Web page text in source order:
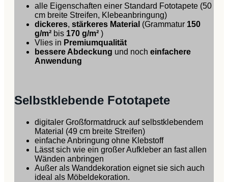
alle Eigenschaften einer Standard Fototapete (50
cm breite Streifen, Klebeanbringung)
dickeres, stärkeres Material (Grammatur 150
g/m² bis 170 g/m² )
Vlies in Premiumqualität
bessere Abdeckung und noch einfachere
Anwendung
Selbstklebende Fototapete
digitaler Großformatdruck auf selbstklebendem
Material (49 cm breite Streifen)
einfache Anbringung ohne Klebstoff
Lässt sich wie ein großer Aufkleber an fast allen
Wänden anbringen
Außer als Wanddekoration eignet sie sich auch
ideal als Möbeldekoration.